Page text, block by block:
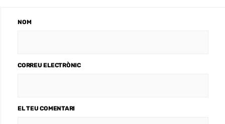
NOM
CORREU ELECTRÒNIC
EL TEU COMENTARI